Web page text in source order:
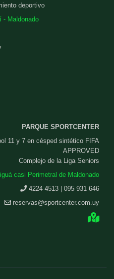
deportivo
- Maldonado
PARQUE SPORTCENTER
11 y 7 en césped sintético FIFA
APPROVED
Complejo de la Liga Seniors
casi Perimetral de Maldonado
4224 4513 | 095 931 646
reservas@sportcenter.com.uy